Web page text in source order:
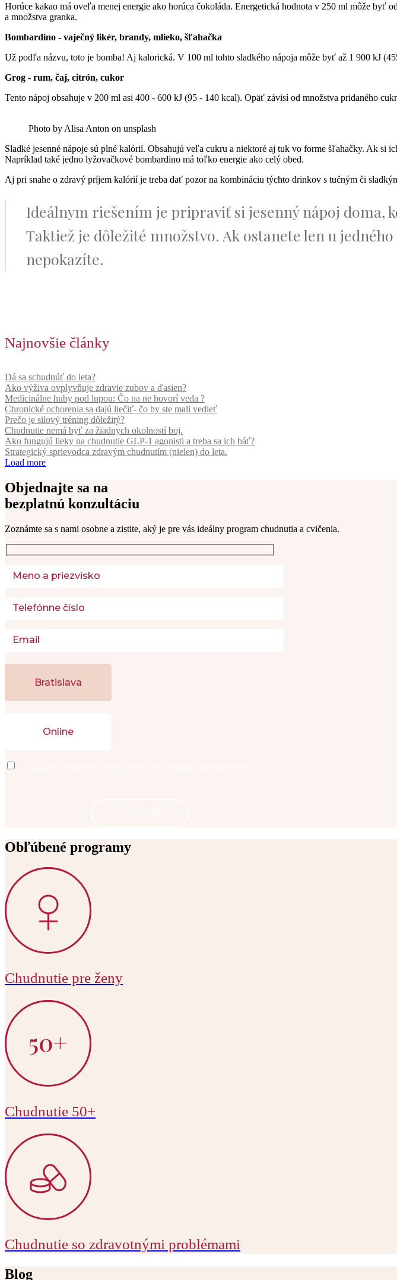
Horúce kakao má oveľa menej energie ako horúca čokoláda. Energetická hodnota v 250 ml môže
a množstva granka.
Bombardino - vaječný likér, brandy, mlieko, šľahačka
Už podľa názvu, toto je bomba! Aj kalorická. V 100 ml tohto sladkého nápoja môže byť až 1 900 kJ
Grog - rum, čaj, citrón, cukor
Tento nápoj obsahuje v 200 ml asi 400 - 600 kJ (95 - 140 kcal). Opäť závisí od množstva pridaného
Photo by Alisa Anton on unsplash
Sladké jesenné nápoje sú plné kalórií. Obsahujú veľa cukru a niektoré aj tuk vo forme šľahačky. Ak si
Napríklad také jedno lyžovačkové bombardino má toľko energie ako celý obed.
Aj pri snahe o zdravý príjem kalórií je treba dať pozor na kombináciu týchto drinkov s tučným či
Ideálnym riešením je pripraviť si jesenný nápoj doma,
Taktiež je dôležité množstvo. Ak ostanete len u
nepokazíte.
Najnovšie články
Dá sa schudnúť do leta?
Ako výživa ovplyvňuje zdravie zubov a ďasien?
Medicinálne huby pod lupou: Čo na ne hovorí veda ?
Chronické ochorenia sa dajú liečiť- čo by ste mali vedieť
Prečo je silový tréning dôležitý?
Chudnutie nemá byť za žiadnych okolností boj.
Ako fungujú lieky na chudnutie GLP-1 agonisti a treba sa ich báť?
Strategický sprievodca zdravým chudnutím (nielen) do leta.
Load more
Objednajte sa na
bezplatnú konzultáciu
Zoznámte sa s nami osobne a zistite, aký je pre vás ideálny program chudnutia a cvičenia.
Bratislava
Online
Obľúbené programy
Chudnutie pre ženy
Chudnutie 50+
Chudnutie so zdravotnými problémami
Blog